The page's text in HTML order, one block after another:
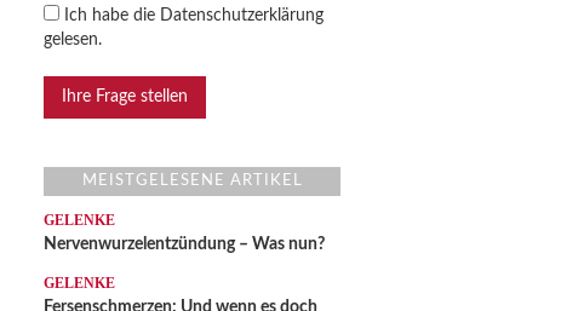
Ich habe die Datenschutzerklärung
gelesen.
MEISTGELESENE ARTIKEL
GELENKE
Nervenwurzelentzündung – Was nun?
GELENKE
Fersenschmerzen: Und wenn es doch